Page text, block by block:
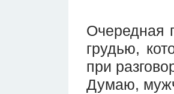
Очередная
грудью,
при
Думаю,